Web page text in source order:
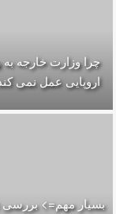
چرا وزارت خارجه به
اروپایی عمل نمی
بسیار مهم=>